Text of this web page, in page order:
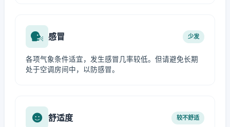
感冒 少发
各项气象条件适宜，发生感冒几率较低。但请避免长期
处于空调房间中，以防感冒。
舒适度 较不舒适